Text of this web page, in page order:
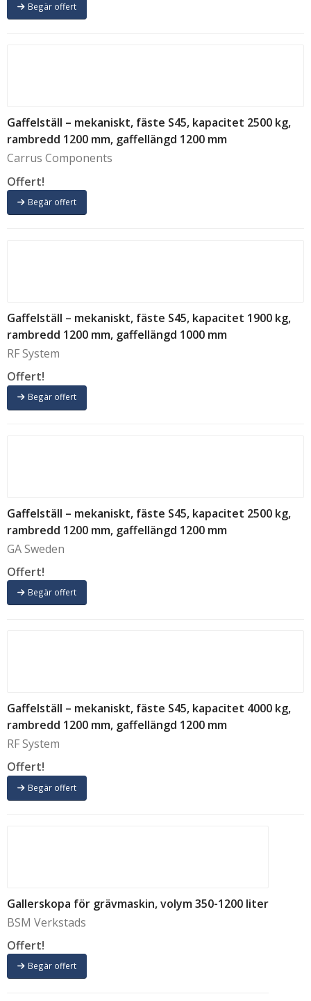
Begär offert
Gaffelställ – mekaniskt, fäste S45, kapacitet 2500 kg,
rambredd 1200 mm, gaffellängd 1200 mm
Carrus Components
Offert!
Begär offert
Gaffelställ – mekaniskt, fäste S45, kapacitet 1900 kg,
rambredd 1200 mm, gaffellängd 1000 mm
RF System
Offert!
Begär offert
Gaffelställ – mekaniskt, fäste S45, kapacitet 2500 kg,
rambredd 1200 mm, gaffellängd 1200 mm
GA Sweden
Offert!
Begär offert
Gaffelställ – mekaniskt, fäste S45, kapacitet 4000 kg,
rambredd 1200 mm, gaffellängd 1200 mm
RF System
Offert!
Begär offert
Gallerskopa för grävmaskin, volym 350-1200 liter
BSM Verkstads
Offert!
Begär offert